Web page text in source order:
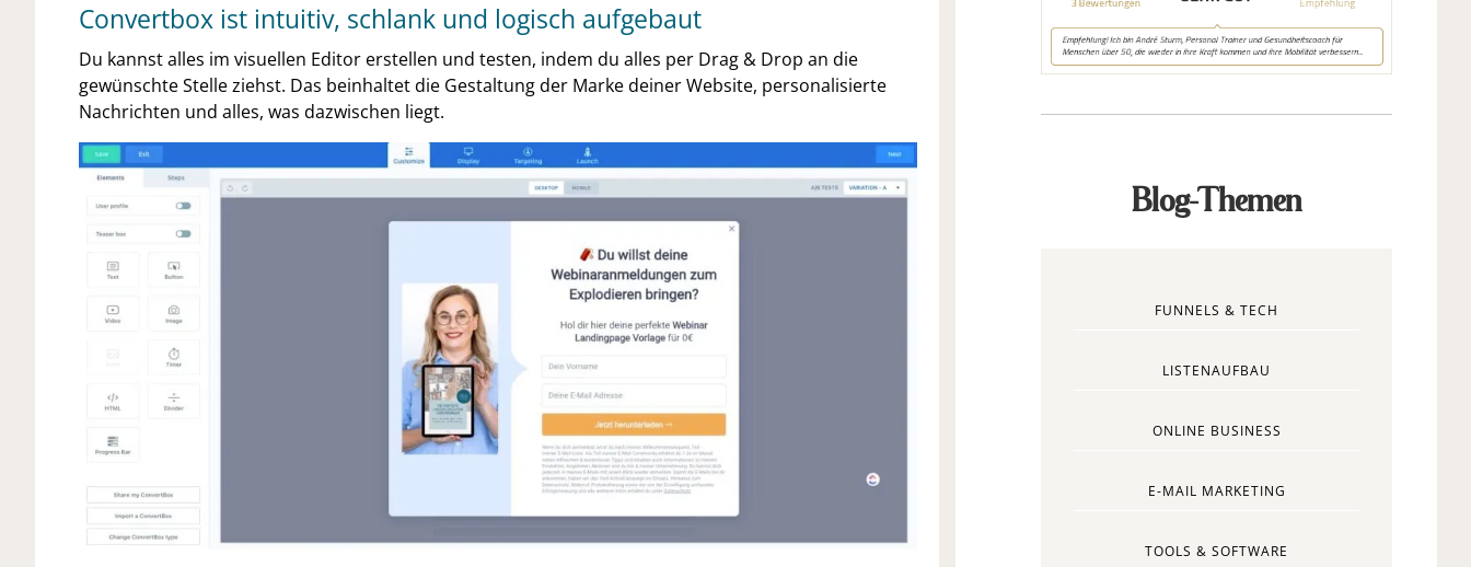
Convertbox ist intuitiv, schlank und logisch aufgebaut
Du kannst alles im visuellen Editor erstellen und testen, indem du alles per Drag & Drop an die
gewünschte Stelle ziehst. Das beinhaltet die Gestaltung der Marke deiner Website, personalisierte
Nachrichten und alles, was dazwischen liegt.
Blog-Themen
FUNNELS & TECH
LISTENAUFBAU
ONLINE BUSINESS
E-MAIL MARKETING
TOOLS & SOFTWARE